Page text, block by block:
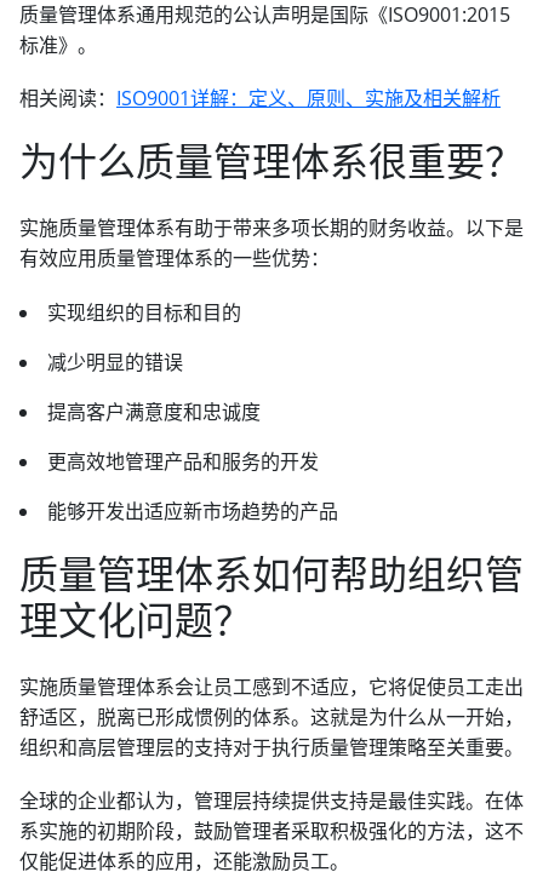
质量管理体系通用规范的公认声明是国际《ISO9001:2015
标准》。
相关阅读： ISO9001详解：定义、原则、实施及相关解析
为什么质量管理体系很重要？
实施质量管理体系有助于带来多项长期的财务收益。以下是
有效应用质量管理体系的一些优势：
实现组织的目标和目的
减少明显的错误
提高客户满意度和忠诚度
更高效地管理产品和服务的开发
能够开发出适应新市场趋势的产品
质量管理体系如何帮助组织管
理文化问题？
实施质量管理体系会让员工感到不适应，它将促使员工走出
舒适区，脱离已形成惯例的体系。这就是为什么从一开始，
组织和高层管理层的支持对于执行质量管理策略至关重要。
全球的企业都认为，管理层持续提供支持是最佳实践。在体
系实施的初期阶段，鼓励管理者采取积极强化的方法，这不
仅能促进体系的应用，还能激励员工。